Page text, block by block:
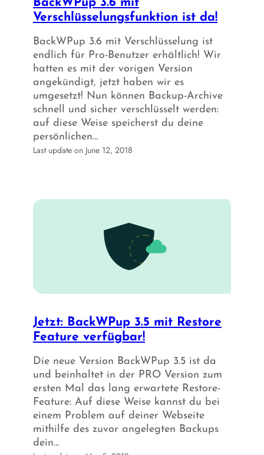
Verschlüsselungsfunktion ist da!
BackWPup 3.6 mit Verschlüsselung ist
endlich für Pro-Benutzer erhältlich! Wir
hatten es mit der vorigen Version
angekündigt, jetzt haben wir es
umgesetzt! Nun können Backup-Archive
schnell und sicher verschlüsselt werden:
auf diese Weise speicherst du deine
persönlichen…
Last update on June 12, 2018
Jetzt: BackWPup 3.5 mit Restore
Feature verfügbar!
Die neue Version BackWPup 3.5 ist da
und beinhaltet in der PRO Version zum
ersten Mal das lang erwartete Restore-
Feature: Auf diese Weise kannst du bei
einem Problem auf deiner Webseite
mithilfe des zuvor angelegten Backups
dein…